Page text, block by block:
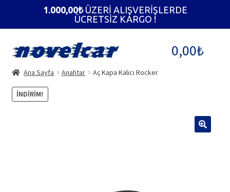
geç
geç
0,00₺
Ana Sayfa Anahtar Aç Kapa Kalıcı Rocker
İNDIRIM!
1.000,00₺ÜZERİ ALIŞVERİŞLERDE
ÜCRETSİZ KARGO !